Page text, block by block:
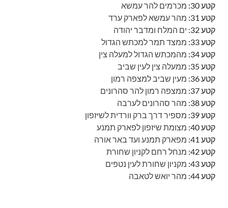
קטע 30:
מכרמים להר עמשא
קטע 31:
מהר עמשא לפארק ערד
קטע 32:
ים המלח ומדבר יהודה
קטע 33:
ממצד תמר למכתש הגדול
קטע 34:
מהמכתש הגדול למעלה צין
קטע 35:
ממעלה צין לעין שביב
קטע 36:
מעין שביב למצפה רמון
קטע 37:
ממצפה רמון להר סהרונים
קטע 38:
מהר סהרונים לערבה
קטע 39:
מספיר דרך ברק וורדית לשיזפון
קטע 40:
מצומת שיזפון לפארק תמנע
קטע 41:
מפארק תמנע ועד באר אורה
קטע 42:
מנחל רחם לקניון שחורת
קטע 43:
מקניון שחורת לעין נטפים
קטע 44:
מהר יואש לטאבה